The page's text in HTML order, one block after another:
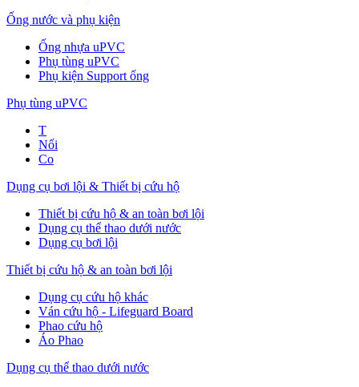
Ống nước và phụ kiện
Ống nhựa uPVC
Phụ tùng uPVC
Phụ kiện Support ống
Phụ tùng uPVC
T
Nối
Co
Dụng cụ bơi lội & Thiết bị cứu hộ
Thiết bị cứu hộ & an toàn bơi lội
Dụng cụ thể thao dưới nước
Dụng cụ bơi lội
Thiết bị cứu hộ & an toàn bơi lội
Dụng cụ cứu hộ khác
Ván cứu hộ - Lifeguard Board
Phao cứu hộ
Áo Phao
Dụng cụ thể thao dưới nước